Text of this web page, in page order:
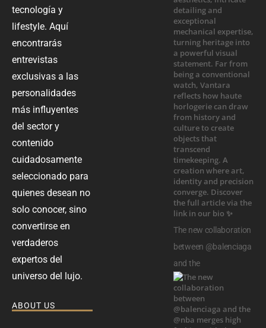
tecnología y
lifestyle. Aquí
encontrarás
entrevistas
exclusivas a las
personalidades
más influyentes
del sector y
contenido
cuidadosamente
seleccionado para
quienes desean no
solo conocer, sino
convertirse en
verdaderos
expertos del
universo del lujo.
ABOUT US
The new collaboration
between @balenciaga
and the